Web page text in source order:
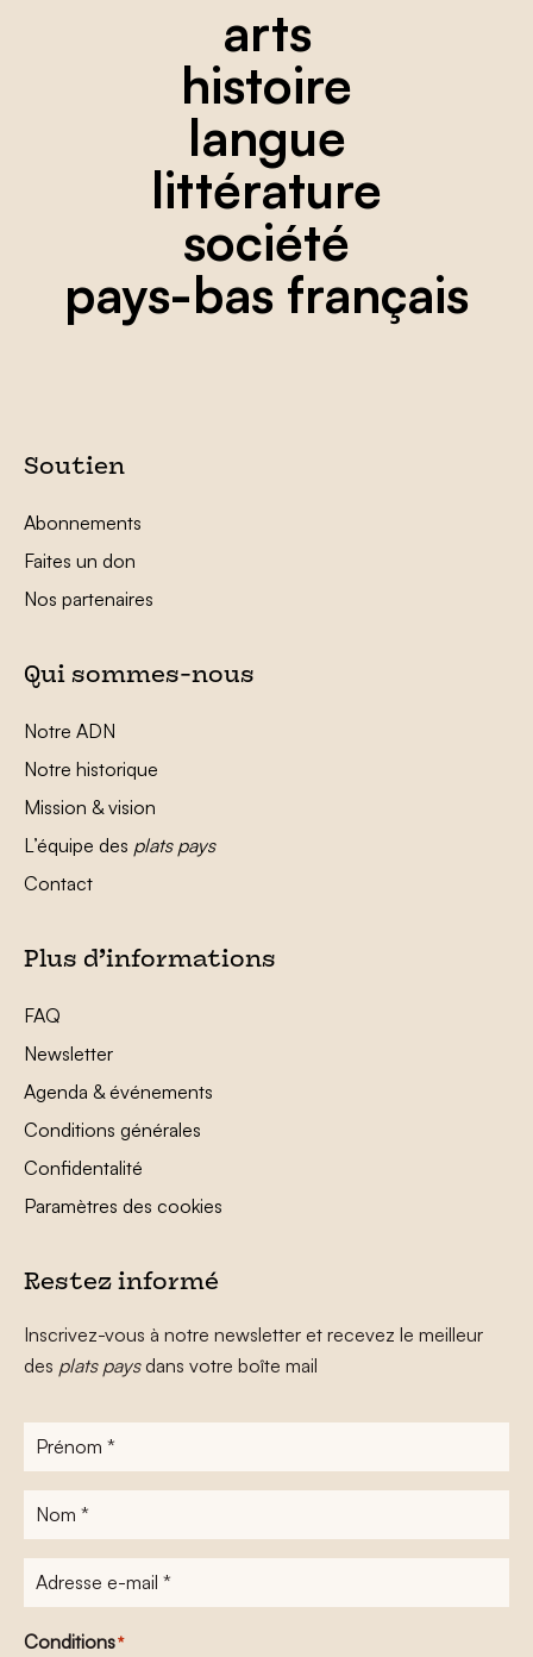
arts
histoire
langue
littérature
société
pays-bas français
Soutien
Abonnements
Faites un don
Nos partenaires
Qui sommes-nous
Notre ADN
Notre historique
Mission & vision
L’équipe des plats pays
Contact
Plus d’informations
FAQ
Newsletter
Agenda & événements
Conditions générales
Confidentalité
Paramètres des cookies
Restez informé
Inscrivez-vous à notre newsletter et recevez le meilleur
des plats paysdans votre boîte mail
Prénom
Nom
Adresse
e-
mail*
Conditions*